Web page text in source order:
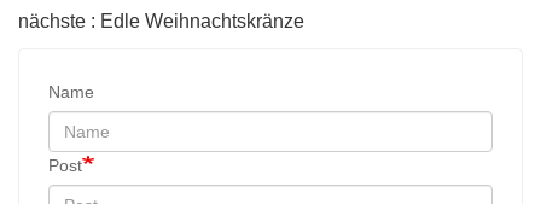
nächste : Edle Weihnachtskränze
Name
Post